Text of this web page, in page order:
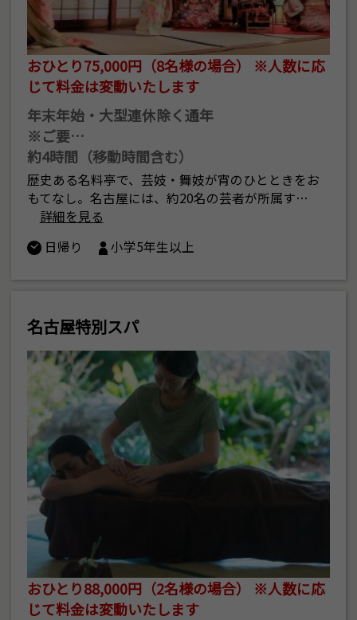
おひとり75,000円（8名様の場合） ※人数に応
じて料金は変動いたします
年末年始・大型連休除く通年
※ご要…
約4時間（移動時間含む）
歴史ある名料亭で、芸妓・舞妓が宵のひとときをお
もてなし。名古屋には、約20名の芸者が所属す…
詳細を見る
日帰り
小学5年生以上
名古屋特別スパ
おひとり88,000円（2名様の場合） ※人数に応
じて料金は変動いたします